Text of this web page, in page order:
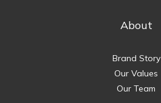
About
Brand Story
Our Values
Our Team